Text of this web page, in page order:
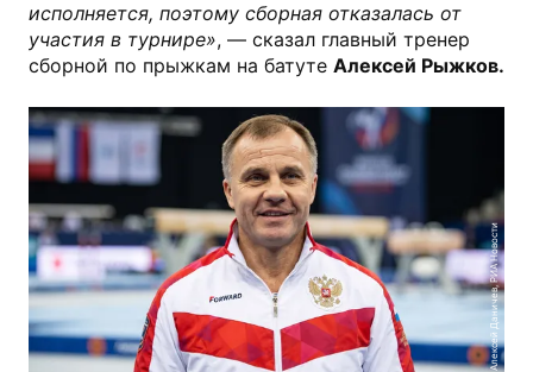
исполняется, поэтому сборная отказалась от
участия в турнире», — сказал главный тренер
сборной по прыжкам на батуте Алексей Рыжков.
Алексей Даничев, РИА Новости